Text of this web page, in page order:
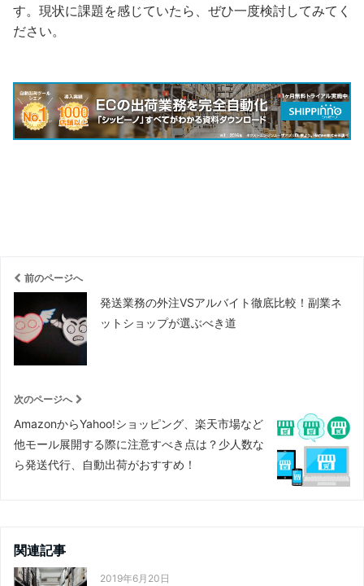
す。現状に課題を感じていたら、ぜひ一度検討してみてく
ださい。
前のページへ
発送業務の外注VSアルバイト徹底比較！副業ネ
ットショップが選ぶべき道
次のページへ
AmazonからYahoo!ショッピング、楽天市場など
他モール展開する際に注意すべき点は？少人数な
ら発送代行、自動出荷がおすすめ！
関連記事
2019年6月20日